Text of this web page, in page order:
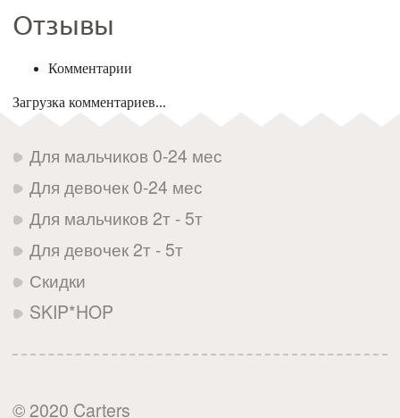
Отзывы
Комментарии
Загрузка комментариев...
Для мальчиков 0-24 мес
Для девочек 0-24 мес
Для мальчиков 2т - 5т
Для девочек 2т - 5т
Скидки
SKIP*HOP
© 2020 Carters